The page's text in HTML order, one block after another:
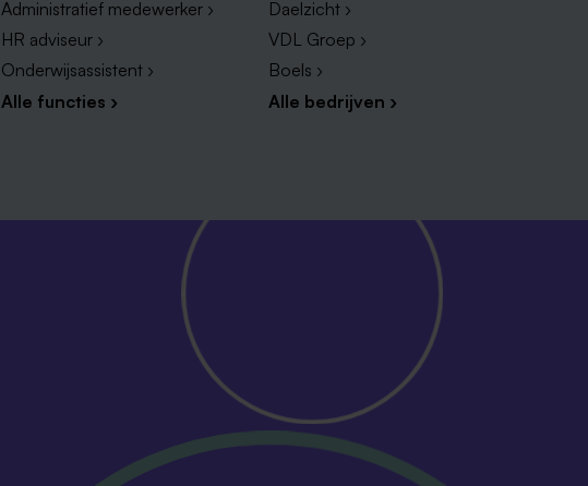
Administratief medewerker ›
HR adviseur ›
Onderwijsassistent ›
Alle functies ›
Daelzicht ›
VDL Groep ›
Boels ›
Alle bedrijven ›